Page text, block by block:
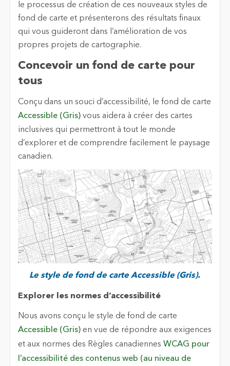
le processus de création de ces nouveaux styles de
fond de carte et présenterons des résultats finaux
qui vous guideront dans l’amélioration de vos
propres projets de cartographie.
Concevoir un fond de carte pour
tous
Conçu dans un souci d’accessibilité, le fond de carte
Accessible (Gris)vous aidera à créer des cartes
inclusives qui permettront à tout le monde
d’explorer et de comprendre facilement le paysage
canadien.
Le style de fond de carte Accessible (Gris).
Explorer les normes d’accessibilité
Nous avons conçu le style de fond de carte
Accessible (Gris)en vue de répondre aux exigences
et aux normes des Règles canadiennes WCAG pour
l’accessibilité des contenus web (au niveau de